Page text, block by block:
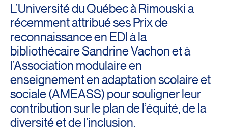
L’Université du Québec à Rimouski a
récemment attribué ses Prix de
reconnaissance en EDI à la
bibliothécaire Sandrine Vachon et à
l’Association modulaire en
enseignement en adaptation scolaire et
sociale (AMEASS) pour souligner leur
contribution sur le plan de l’équité, de la
diversité et de l’inclusion.